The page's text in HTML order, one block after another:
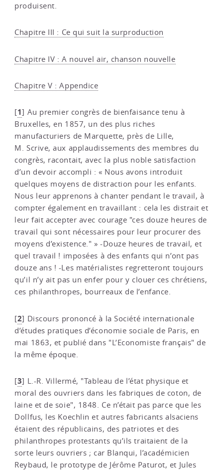
produisent.
Chapitre III : Ce qui suit la surproduction
Chapitre IV : A nouvel air, chanson nouvelle
Chapitre V : Appendice
[1] Au premier congrès de bienfaisance tenu à
Bruxelles, en 1857, un des plus riches
manufacturiers de Marquette, près de Lille,
M. Scrive, aux applaudissements des membres du
congrès, racontait, avec la plus noble satisfaction
d’un devoir accompli : « Nous avons introduit
quelques moyens de distraction pour les enfants.
Nous leur apprenons à chanter pendant le travail, à
compter également en travaillant : cela les distrait et
leur fait accepter avec courage "ces douze heures de
travail qui sont nécessaires pour leur procurer des
moyens d’existence." » -Douze heures de travail, et
quel travail ! imposées à des enfants qui n’ont pas
douze ans ! -Les matérialistes regretteront toujours
qu’il n’y ait pas un enfer pour y clouer ces chrétiens,
ces philanthropes, bourreaux de l’enfance.
[2] Discours prononcé à la Société internationale
d’études pratiques d’économie sociale de Paris, en
mai 1863, et publié dans "L’Economiste français" de
la même époque.
[3] L.-R. Villermé, "Tableau de l’état physique et
moral des ouvriers dans les fabriques de coton, de
laine et de soie", 1848. Ce n’était pas parce que les
Dollfus, les Koechlin et autres fabricants alsaciens
étaient des républicains, des patriotes et des
philanthropes protestants qu’ils traitaient de la
sorte leurs ouvriers ; car Blanqui, l’académicien
Reybaud, le prototype de Jérôme Paturot, et Jules